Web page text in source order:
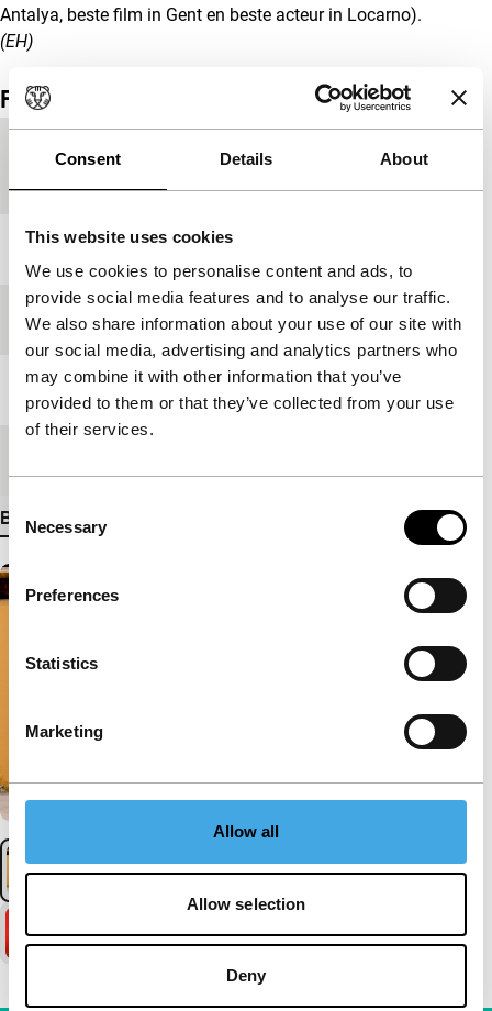
Consent Details About
This website uses cookies
We use cookies to personalise content and ads, to
provide social media features and to analyse our traffic.
We also share information about your use of our site with
our social media, advertising and analytics partners who
may combine it with other information that you’ve
provided to them or that they’ve collected from your use
of their services.
Selection
Necessary
Preferences
Statistics
Marketing
Allow all
Allow selection
Deny
Antalya, beste film in Gent en beste acteur in Locarno).
(EH)
Film details
Productielanden Duitsland,Kazachstan Turkije,
Jaar 2008
Festivaleditie IFFR 2009
Lengte 94'
Bekijk meer details